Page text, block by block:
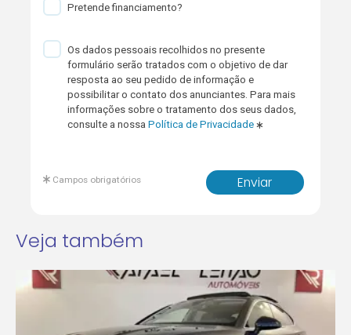
Pretende financiamento?
Os dados pessoais recolhidos no presente
formulário serão tratados com o objetivo de dar
resposta ao seu pedido de informação e
possibilitar o contato dos anunciantes. Para mais
informações sobre o tratamento dos seus dados,
consulte a nossaPolítica de Privacidade
Enviar
Campos obrigatórios
Veja também